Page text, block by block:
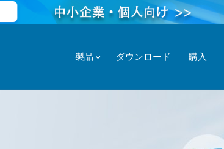
製品 ダウンロード 購入